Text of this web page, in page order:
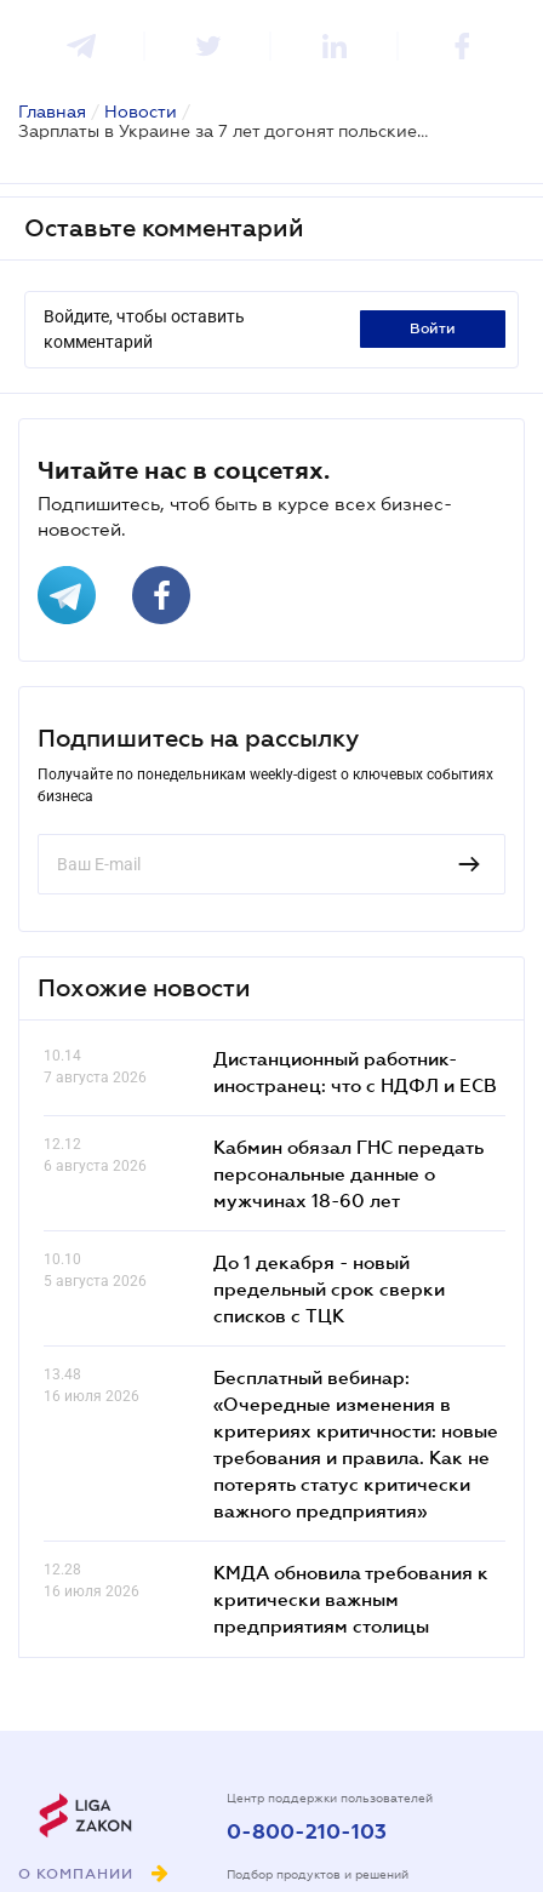
Главная / Новости /
Зарплаты в Украине за 7 лет догонят польские - Минэкономики
Оставьте комментарий
Войдите, чтобы оставить
комментарий
войти
Читайте нас в соцсетях.
Подпишитесь, чтоб быть в курсе всех бизнес-
новостей.
Подпишитесь на рассылку
Получайте по понедельникам weekly-digest о ключевых событиях
бизнеса
Похожие новости
10.14
7 августа 2026
Дистанционный работник-
иностранец: что с НДФЛ и ЕСВ
12.12
6 августа 2026
Кабмин обязал ГНС передать
персональные данные о
мужчинах 18-60 лет
10.10
5 августа 2026
До 1 декабря - новый
предельный срок сверки
списков c ТЦК
13.48
16 июля 2026
Бесплатный вебинар:
«Очередные изменения в
критериях критичности: новые
требования и правила. Как не
потерять статус критически
важного предприятия»
12.28
16 июля 2026
КМДА обновила требования к
критически важным
предприятиям столицы
О КОМПАНИИ
Центр поддержки пользователей
0-800-210-103
Подбор продуктов и решений